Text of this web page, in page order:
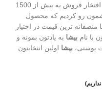
، با بیش از800 تا محصول، افتخار فروش به بیش از 1500
رو کردیم که محصول
منصفانه ترین قیمت در اختیار
با نام بیشا به یادتون بمونه و
پوستی، بیشا اولین انتخابتون